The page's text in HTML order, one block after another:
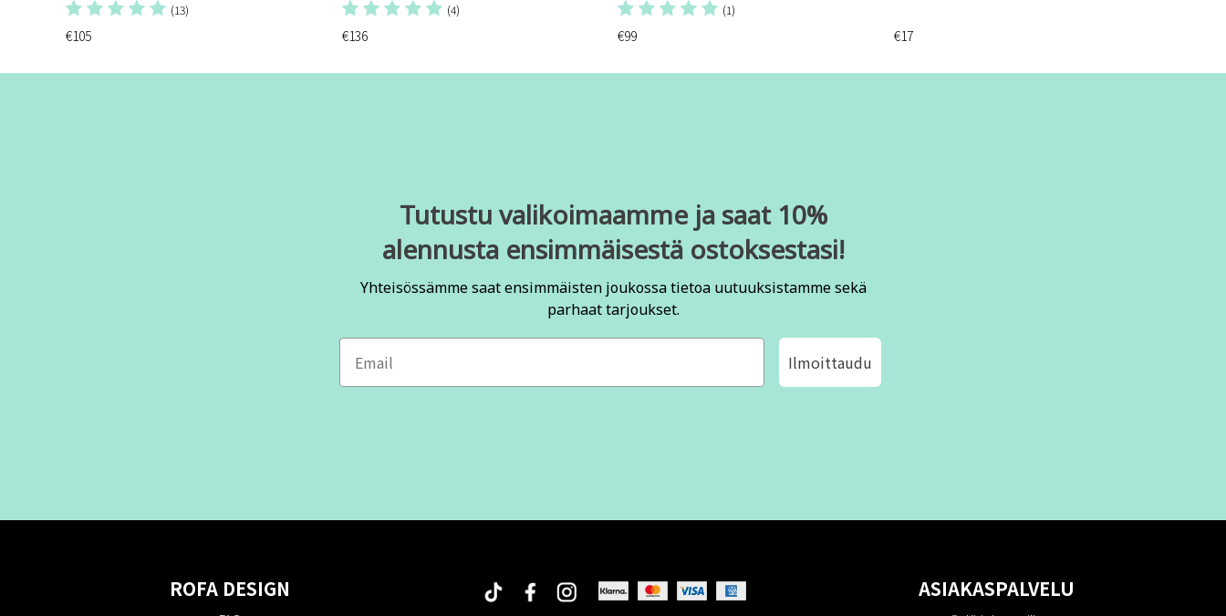
(13)
€105
(4)
€136
(1)
€99 €17
Tutustu valikoimaamme ja saat 10%
alennusta ensimmäisestä ostoksestasi!
Yhteisössämme saat ensimmäisten joukossa tietoa uutuuksistamme sekä
parhaat tarjoukset.
Ilmoittaudu
ROFA DESIGN ASIAKASPALVELU